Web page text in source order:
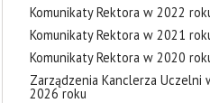
Komunikaty Rektora w 2022
Komunikaty Rektora w 2021
Komunikaty Rektora w 2020
Zarządzenia Kanclerza Uczelni
2026 roku